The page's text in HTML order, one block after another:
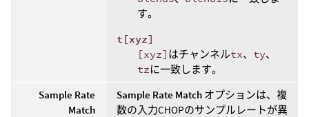
す。
t[xyz]
[xyz] はチャンネルtx、 ty、
tzに一致します。
Sample Rate
Match
Sample Rate Match オプションは、複
数の入力CHOPのサンプルレートが異